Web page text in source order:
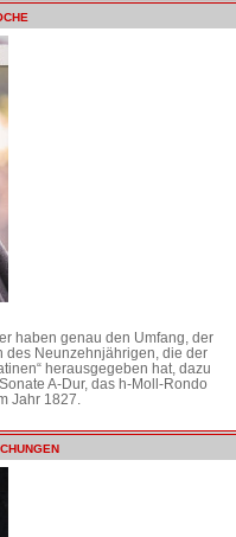
haben genau den Umfang, der
des Neunzehnjährigen, die der
herausgegeben hat, dazu
A-Dur, das h-Moll-Rondo
Jahr 1827.